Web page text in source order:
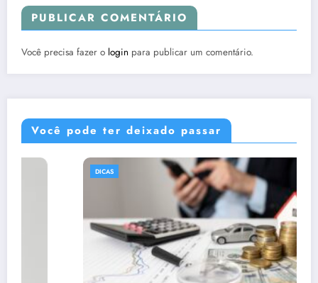
PUBLICAR COMENTÁRIO
Você precisa fazer o login para publicar um comentário.
Você pode ter deixado passar